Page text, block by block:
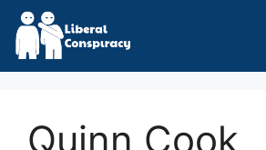
Skip
content
Quinn Cook